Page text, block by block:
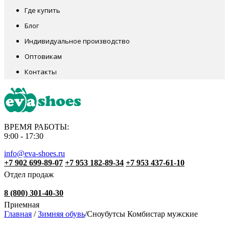
Где купить
Блог
Индивидуальное производство
Оптовикам
Контакты
ВРЕМЯ РАБОТЫ:
9:00 - 17:30
info@eva-shoes.ru
+7 902 699-89-07 +7 953 182-89-34 +7 953 437-61-10
Отдел продаж
8 (800) 301-40-30
Приемная
Главная / Зимняя обувь/Сноубутсы Комбистар мужские